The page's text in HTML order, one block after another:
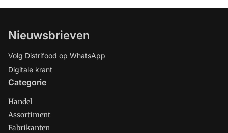
Nieuwsbrieven
Volg Distrifood op WhatsApp
Digitale krant
Categorie
Handel
Assortiment
Fabrikanten